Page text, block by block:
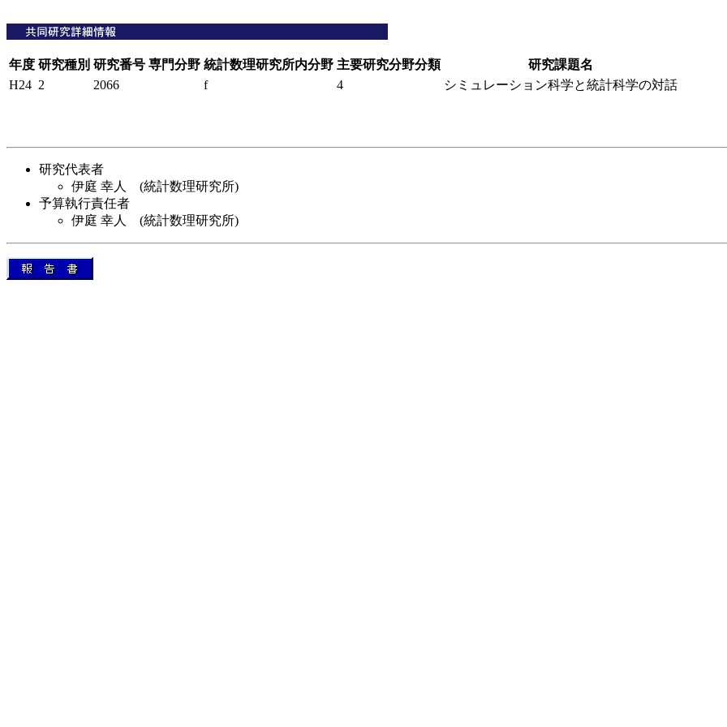
年度 研究種別 研究番号 専門分野 統計数理研究所内分野 主要研究分野分類
研究課題名
H24 2 2066 f 4 シミュレーション科学と統計科学の対話
研究代表者
伊庭 幸人 (統計数理研究所)
予算執行責任者
伊庭 幸人 (統計数理研究所)